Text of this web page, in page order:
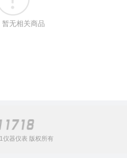
暂无相关商品
仪器仪表 版权所有